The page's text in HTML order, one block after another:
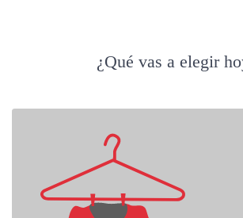
¿Qué vas a elegir